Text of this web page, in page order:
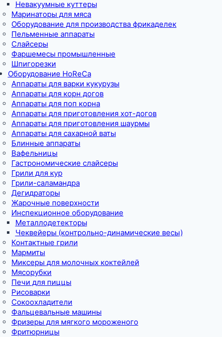
Невакуумные куттеры
Маринаторы для мяса
Оборудование для производства фрикаделек
Пельменные аппараты
Слайсеры
Фаршемесы промышленные
Шпигорезки
Оборудование HoReCa
Аппараты для варки кукурузы
Аппараты для корн догов
Аппараты для поп корна
Аппараты для приготовления хот-догов
Аппараты для приготовления шаурмы
Аппараты для сахарной ваты
Блинные аппараты
Вафельницы
Гастрономические слайсеры
Грили для кур
Грили-саламандра
Дегидраторы
Жарочные поверхности
Инспекционное оборудование
Металлодетекторы
Чеквейеры (контрольно-динамические весы)
Контактные грили
Мармиты
Миксеры для молочных коктейлей
Мясорубки
Печи для пиццы
Рисоварки
Сокоохладители
Фальцевальные машины
Фризеры для мягкого мороженого
Фритюрницы